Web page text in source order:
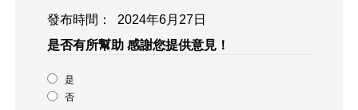
發布時間： 2024年6月27日
是否有所幫助 感謝您提供意見！
是
否